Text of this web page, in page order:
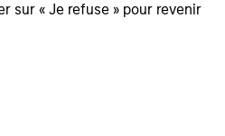
sur « Je refuse » pour revenir